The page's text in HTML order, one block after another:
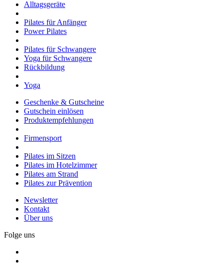
Alltagsgeräte
Pilates für Anfänger
Power Pilates
Pilates für Schwangere
Yoga für Schwangere
Rückbildung
Yoga
Geschenke & Gutscheine
Gutschein einlösen
Produktempfehlungen
Firmensport
Pilates im Sitzen
Pilates im Hotelzimmer
Pilates am Strand
Pilates zur Prävention
Newsletter
Kontakt
Über uns
Folge uns